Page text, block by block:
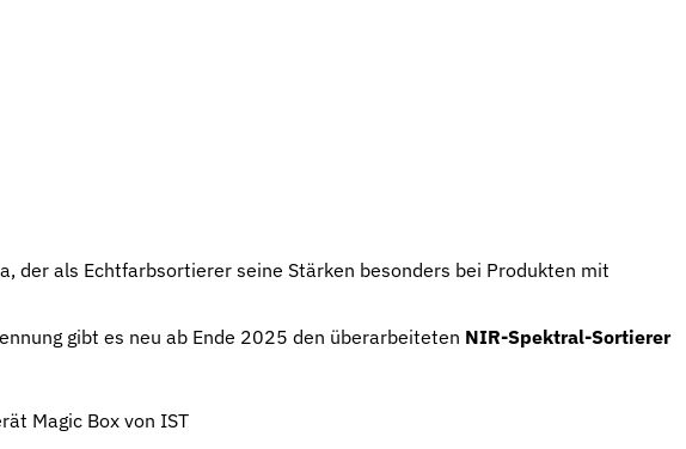
der als Echtfarbsortierer seine Stärken besonders bei Produkten mit
gibt es neu ab Ende 2025 den überarbeiteten NIR-Spektral-Sortierer
Magic Box von IST